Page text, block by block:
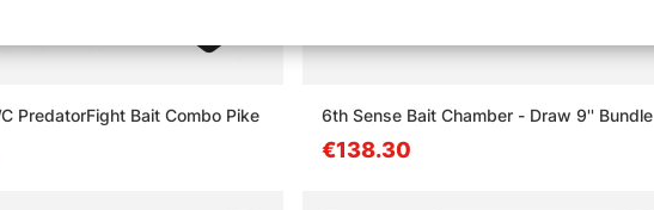
PredatorFight Bait Combo Pike 6th Sense Bait Chamber - Draw 9'' Bundle
€138.30